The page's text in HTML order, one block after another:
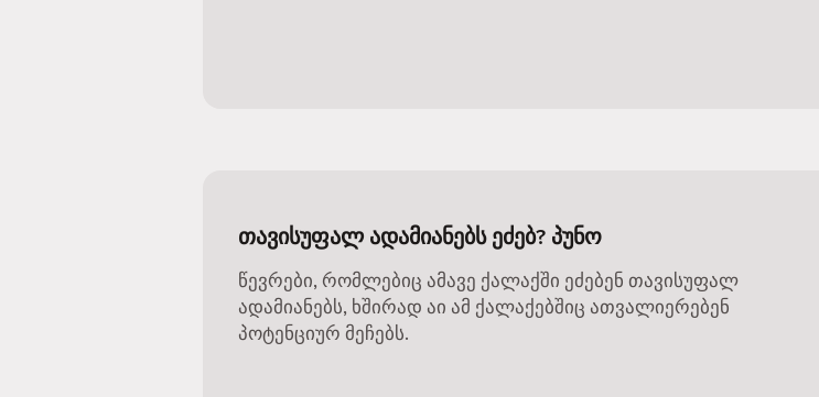
თავისუფალ ადამიანებს ეძებ? პუნო
წევრები, რომლებიც ამავე ქალაქში ეძებენ თავისუფალ
ადამიანებს, ხშირად აი ამ ქალაქებშიც ათვალიერებენ
პოტენციურ მეჩებს.